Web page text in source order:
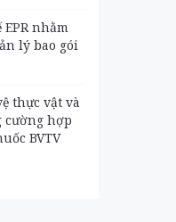
nhằm
lý bao gói
thực vật và
cường hợp
BVTV